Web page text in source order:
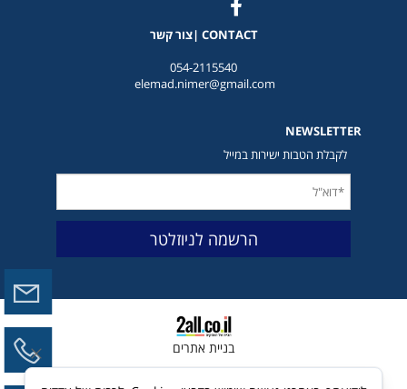
CONTACT |צור קשר
054-2115540
elemad.nimer@gmail.com
NEWSLETTER
לקבלת הטבות ישירות במייל
בניית אתרים